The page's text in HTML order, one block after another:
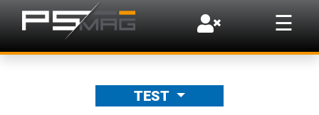
☰
×
TEST